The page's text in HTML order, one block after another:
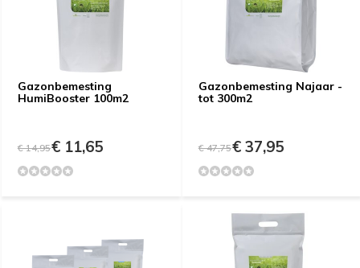
Gazonbemesting
HumiBooster 100m2
€ 14,95€ 11,65
Gazonbemesting Najaar -
tot 300m2
€ 47,75€ 37,95